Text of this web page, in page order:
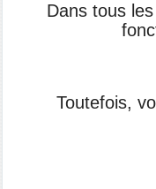
Dans tous
Toutefois,